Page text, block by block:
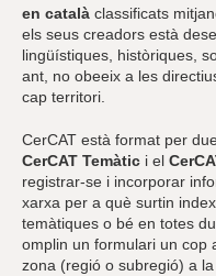
en català classificats
els seus creadors està
lingüístiques, històriques,
ant, no obeeix a les
cap territori.
CerCAT està format per
CerCAT Temàtic i el
registrar-se i incorporar
xarxa per a què surtin
temàtiques o bé en totes
omplin un formulari un cop
zona (regió o subregió) a